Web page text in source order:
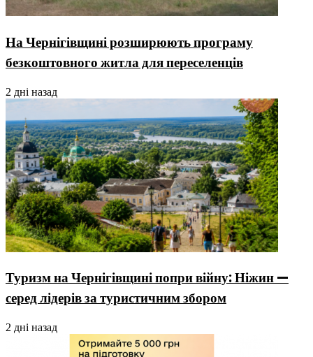
На Чернігівщині розширюють програму
безкоштовного житла для переселенців
2 дні назад
Туризм на Чернігівщині попри війну: Ніжин —
серед лідерів за туристичним збором
2 дні назад